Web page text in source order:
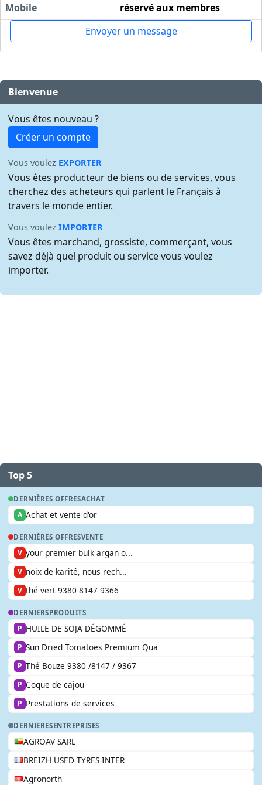
Mobile
réservé aux membres
Envoyer un message
Bienvenue
Vous êtes nouveau ?
Créer un compte
Vous voulez EXPORTER
Vous êtes producteur de biens ou de services, vous
cherchez des acheteurs qui parlent le Français à
travers le monde entier.
Vous voulezIMPORTER
Vous êtes marchand, grossiste, commerçant, vous
savez déjà quel produit ou service vous voulez
importer.
Top 5
DERNIÈRES OFFRESACHAT
A Achat et vente d'or
DERNIÈRES OFFRESVENTE
V your premier bulk argan o...
V noix de karité, nous rech...
V thé vert 9380 8147 9366
DERNIERSPRODUITS
P HUILE DE SOJA DÉGOMMÉ
P Sun Dried Tomatoes Premium Qua
P Thé Bouze 9380 /8147 / 9367
P Coque de cajou
P Prestations de services
DERNIERESENTREPRISES
AGROAV SARL
BREIZH USED TYRES INTER
Agronorth